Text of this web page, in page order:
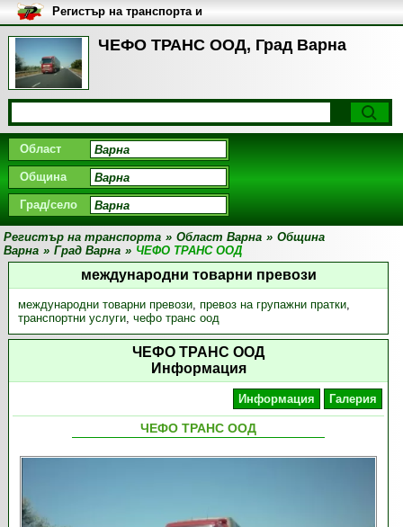
ЧЕФО ТРАНС ООД, Град Варна
Регистър на транспорта и
транспортните фирми в
България
Област
Община
Град/село
Регистър на транспорта » Област Варна » Община
Варна » Град Варна » ЧЕФО ТРАНС ООД
международни товарни превози
международни товарни превози, превоз на групажни пратки,
транспортни услуги, чефо транс оод
ЧЕФО ТРАНС ООД
Информация
Информация Галерия
ЧЕФО ТРАНС ООД